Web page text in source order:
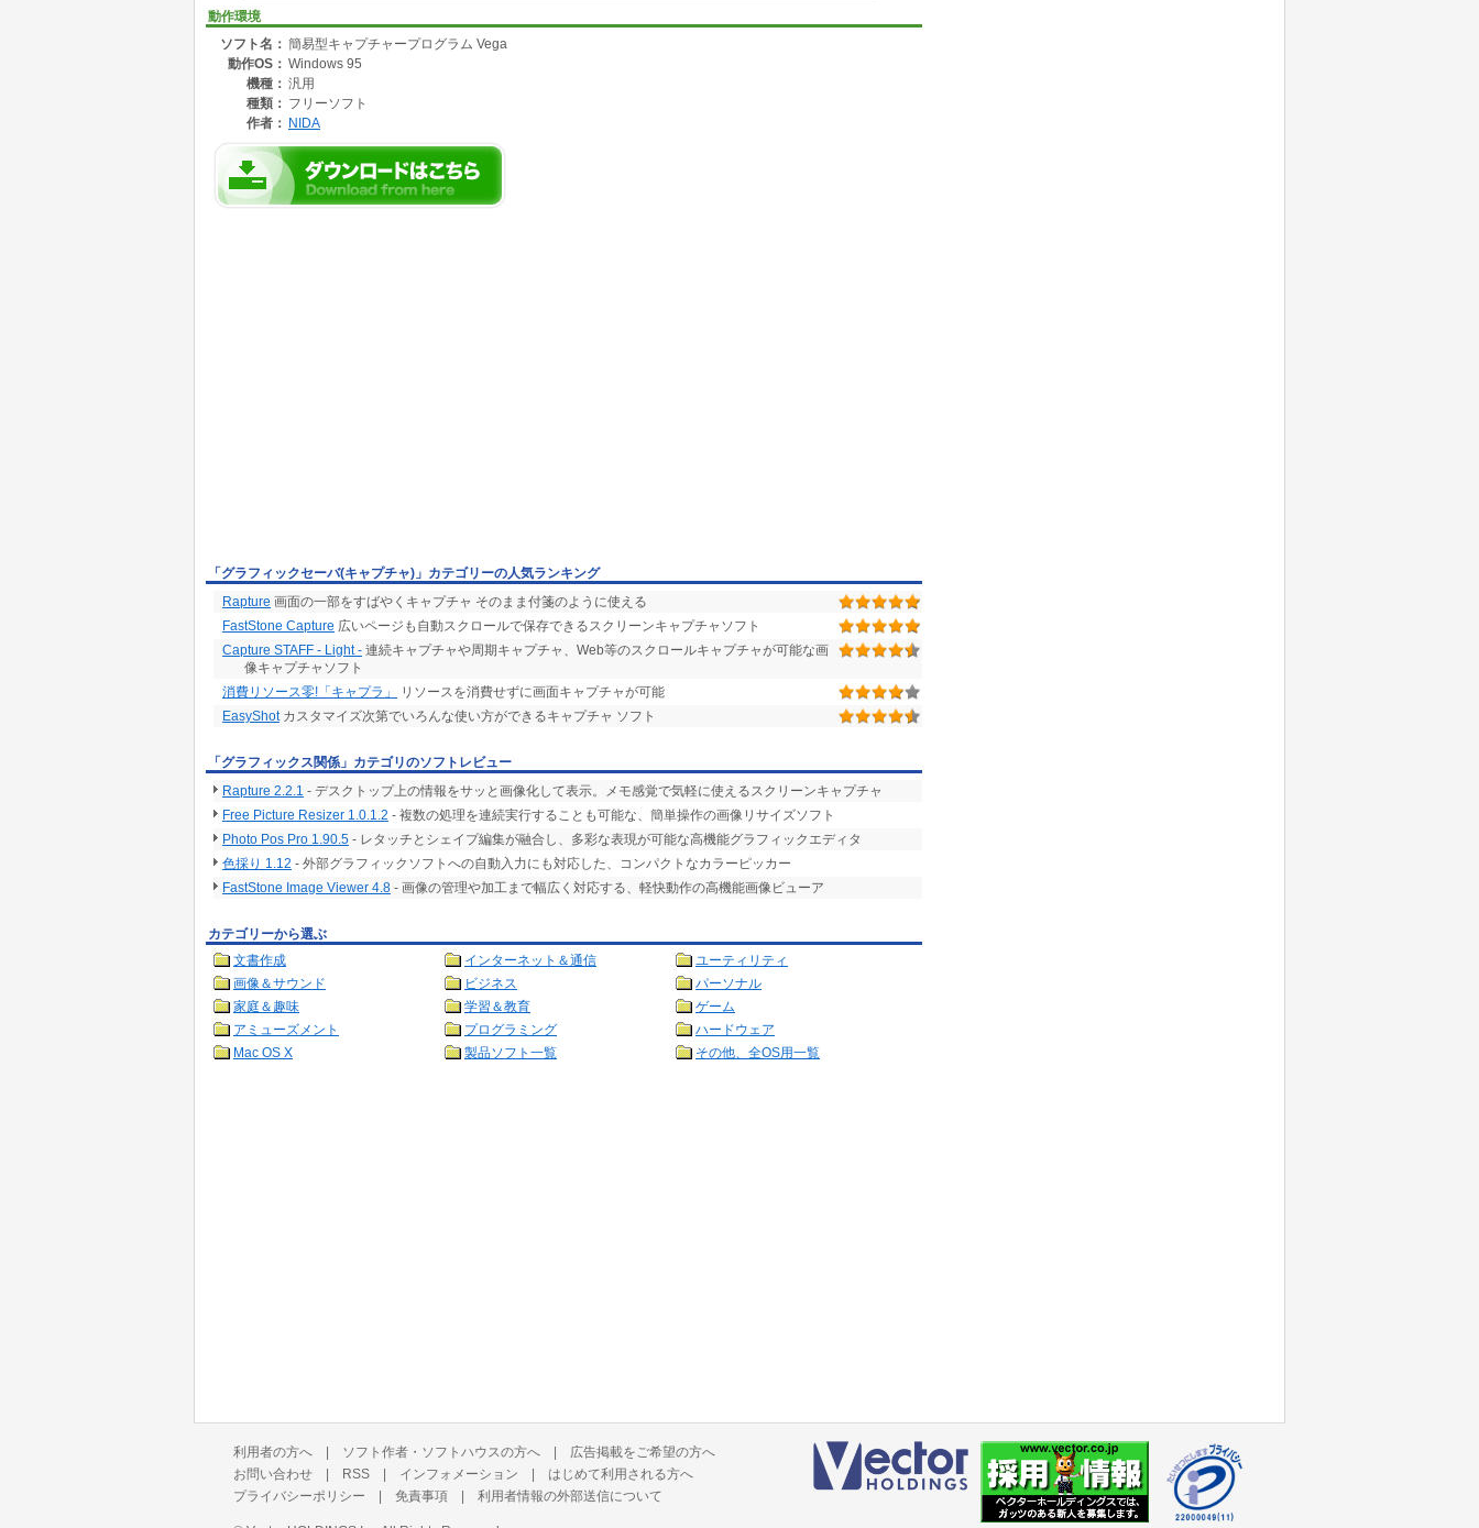
動作環境
ソフト名： 簡易型キャプチャープログラム Vega
動作OS： Windows 95
機種： 汎用
種類： フリーソフト
作者： NIDA
「グラフィックセーバ(キャプチャ)」カテゴリーの人気ランキング
Rapture 画面の一部をすばやくキャプチャ そのまま付箋のように使える
FastStone Capture 広いページも自動スクロールで保存できるスクリーンキャプチャソフト
Capture STAFF - Light - 連続キャプチャや周期キャプチャ、Web等のスクロールキャプチャが可能な画
像キャプチャソフト
消費リソース零!「キャプラ」
リソースを消費せずに画面キャプチャが可能
EasyShotカスタマイズ次第でいろんな使い方ができるキャプチャ ソフト
「グラフィックス関係」カテゴリのソフトレビュー
Rapture 2.2.1 - デスクトップ上の情報をサッと画像化して表示。メモ感覚で気軽に使えるスクリーンキャプチャ
Free Picture Resizer 1.0.1.2 - 複数の処理を連続実行することも可能な、簡単操作の画像リサイズソフト
Photo Pos Pro 1.90.5 - レタッチとシェイプ編集が融合し、多彩な表現が可能な高機能グラフィックエディタ
色採り 1.12 - 外部グラフィックソフトへの自動入力にも対応した、コンパクトなカラーピッカー
FastStone Image Viewer 4.8 - 画像の管理や加工まで幅広く対応する、軽快動作の高機能画像ビューア
カテゴリーから選ぶ
文書作成
インターネット＆通信
ユーティリティ
画像＆サウンド
ビジネス
パーソナル
家庭＆趣味
学習＆教育
ゲーム
アミューズメント
プログラミング
ハードウェア
Mac OS X
製品ソフト一覧 その他、全OS用一覧
利用者の方へ | ソフト作者・ソフトハウスの方へ | 広告掲載をご希望の方へ
お問い合わせ | RSS | インフォメーション | はじめて利用される方へ
プライバシーポリシー | 免責事項 | 利用者情報の外部送信について